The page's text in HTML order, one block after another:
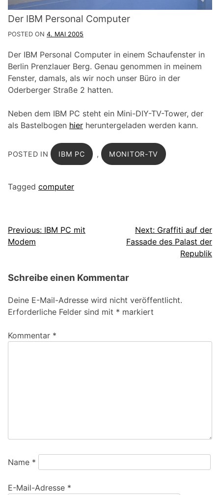
Der IBM Personal Computer
POSTED ON 4. MAI 2005
Der IBM Personal Computer in einem Schaufenster in
Berlin Prenzlauer Berg. Genau genommen in meinem
Fenster, damals, als wir noch unser Büro in der
Oderberger Straße 2 hatten.
Neben dem IBM PC steht ein Mini-DIY-TV-Tower, der
als Bastelbogen hier heruntergeladen werden kann.
POSTED IN IBM PC , MONITOR-TV
Tagged computer
Beitragsnavigation
Previous: IBM PC mit
Modem
Next: Graffiti auf der
Fassade des Palast der
Republik
Schreibe einen Kommentar
Deine E-Mail-Adresse wird nicht veröffentlicht.
Erforderliche Felder sind mit * markiert
Kommentar *
Name *
E-Mail-Adresse *